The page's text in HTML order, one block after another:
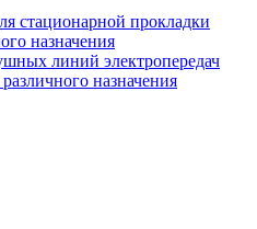
стационарной прокладки
назначения
линий электропередач
назначения